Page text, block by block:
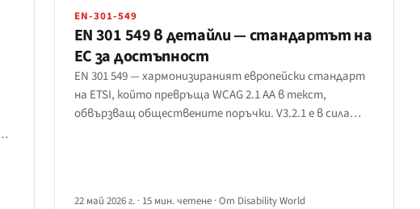
EN-301-549
EN 301 549 в детайли — стандартът на
ЕС за достъпност
EN 301 549 — хармонизираният европейски стандарт
на ETSI, който превръща WCAG 2.1 AA в текст,
обвързващ обществените поръчки. V3.2.1 е в сила
22 май 2026 г. · 15 мин. четене ·От Disability World